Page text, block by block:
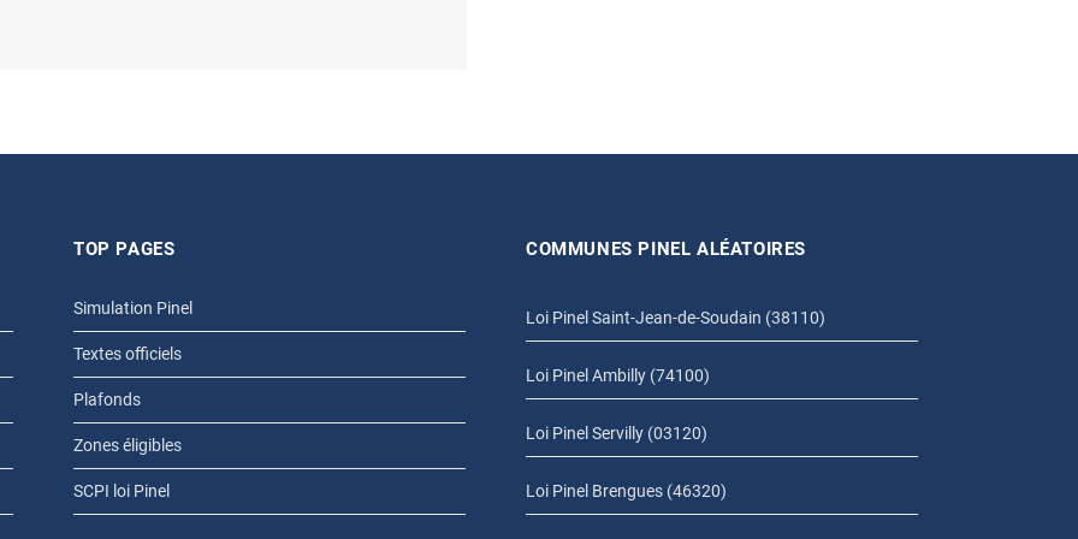
TOP PAGES
Simulation Pinel
Textes officiels
Plafonds
Zones éligibles
SCPI loi Pinel
COMMUNES PINEL ALÉATOIRES
Loi Pinel Saint-Jean-de-Soudain (38110)
Loi Pinel Ambilly (74100)
Loi Pinel Servilly (03120)
Loi Pinel Brengues (46320)